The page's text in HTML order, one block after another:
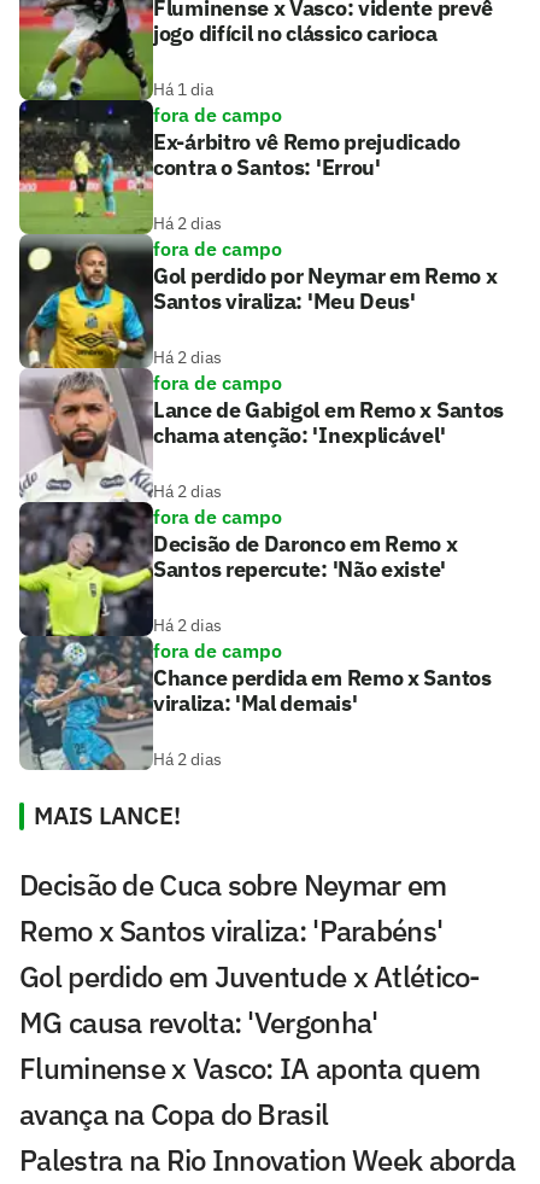
Fluminense x Vasco: vidente prevê
jogo difícil no clássico carioca
Há 1 dia
fora de campo
Ex-árbitro vê Remo prejudicado
contra o Santos: 'Errou'
Há 2 dias
fora de campo
Gol perdido por Neymar em Remo x
Santos viraliza: 'Meu Deus'
Há 2 dias
fora de campo
Lance de Gabigol em Remo x Santos
chama atenção: 'Inexplicável'
Há 2 dias
fora de campo
Decisão de Daronco em Remo x
Santos repercute: 'Não existe'
Há 2 dias
fora de campo
Chance perdida em Remo x Santos
viraliza: 'Mal demais'
Há 2 dias
MAIS LANCE!
Decisão de Cuca sobre Neymar em
Remo x Santos viraliza: 'Parabéns'
Gol perdido em Juventude x Atlético-
MG causa revolta: 'Vergonha'
Fluminense x Vasco: IA aponta quem
avança na Copa do Brasil
Palestra na Rio Innovation Week aborda